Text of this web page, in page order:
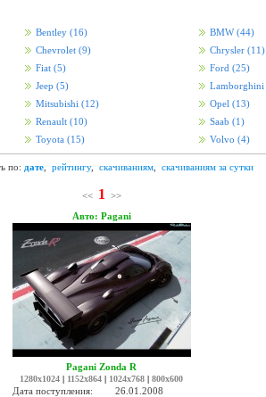
Bentley (16) BMW(44)
Chevrolet (9) Chrysler (11)
Fiat (5) Ford (25)
Jeep (5) Lamborghini
Mitsubishi (12) Opel (13)
Renault (10) Saab (1)
Toyota (15) Volvo (4)
по: дате рейтингу, скачиваниям скачиваниям за сутки
<< 1
>>
Авто: Pagani
Pagani Zonda R
1280x1024 | 1152x864 | 1024x768 | 800x600
Дата поступления:
26.01.2008